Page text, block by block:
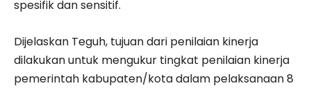
spesifik dan sensitif.
Dijelaskan Teguh, tujuan dari penilaian kinerja
dilakukan untuk mengukur tingkat penilaian kinerja
pemerintah kabupaten/kota dalam pelaksanaan 8